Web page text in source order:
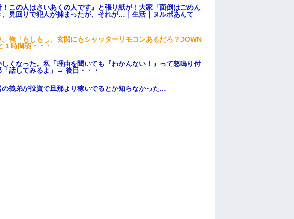
この人はさいあくの人です』と張り紙が！大家「面倒はごめん
見回りで犯人が捕まったが、それが…｜生活｜ヌルポあんて
俺「もしもし、玄関にもシャッターリモコンあるだろ？DOWN
時間弱・・・
くなった。私「理由を聞いても『わかんない！』って怒鳴り付
話してみるよ」→ 後日・・・
義弟が投資で旦那より稼いでるとか知らなかった…